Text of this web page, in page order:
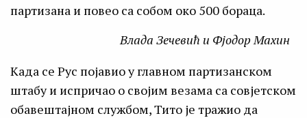
партизана и повео са собом око 500 бораца.
Влада Зечевић и Фјодор Махин
Када се Рус појавио у главном партизанском
штабу и испричао о својим везама са совјетском
обавештајном службом, Тито је тражио да